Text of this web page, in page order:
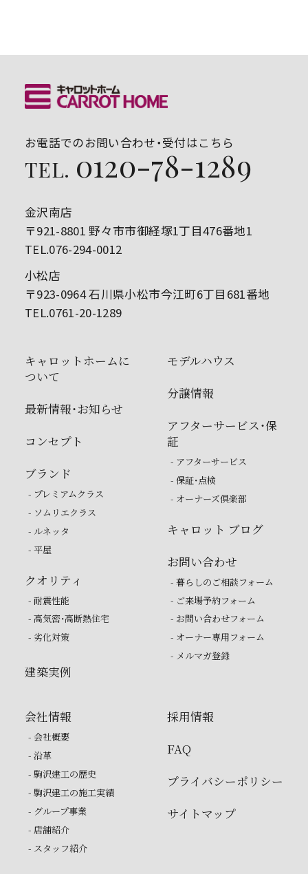
お電話でのお問い合わせ・受付はこちら
TEL. 0120-78-1289
金沢南店
〒921-8801 野々市市御経塚1丁目476番地1
TEL.076-294-0012
小松店
〒923-0964 石川県小松市今江町6丁目681番地
TEL.0761-20-1289
キャロットホームに
ついて
最新情報・お知らせ
コンセプト
ブランド
- プレミアムクラス
- ソムリエクラス
- ルネッタ
- 平屋
クオリティ
- 耐震性能
- 高気密・高断熱住宅
- 劣化対策
建築実例
モデルハウス
分譲情報
アフターサービス・保
証
- アフターサービス
- 保証・点検
- オーナーズ倶楽部
キャロット ブログ
お問い合わせ
- 暮らしのご相談フォーム
- ご来場予約フォーム
- お問い合わせフォーム
- オーナー専用フォーム
- メルマガ登録
会社情報
- 会社概要
- 沿革
- 駒沢建工の歴史
- 駒沢建工の施工実績
- グループ事業
- 店舗紹介
- スタッフ紹介
採用情報
FAQ
プライバシーポリシー
サイトマップ